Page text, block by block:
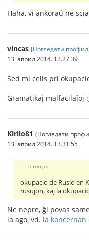
Haha, vi ankoraŭ ne
vincas (Погледати профил)
13. април 2014. 12.27.39
Sed mi celis pri
Gramatikaj malfacilaĵoj
Kirilo81 (Погледати
13. април 2014. 13.31.55
Terurĉjo:
okupacio de Rusio en
rusujon, kaj la
Ne nepre, ĝi povas
la ago, vd. la koncernan